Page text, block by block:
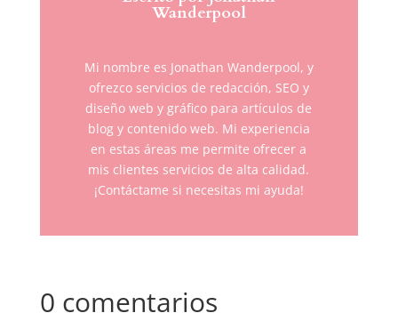
Wanderpool
Mi nombre es Jonathan Wanderpool, y
ofrezco servicios de redacción, SEO y
diseño web y gráfico para artículos de
blog y contenido web. Mi experiencia
en estas áreas me permite ofrecer a
mis clientes servicios de alta calidad.
¡Contáctame si necesitas mi ayuda!
0 comentarios